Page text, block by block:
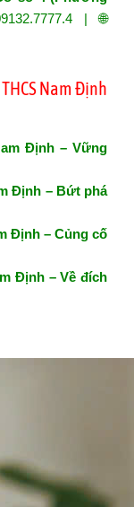
| 🌐
Nam Định
Định – Vững
Định – Bứt phá
Định – Củng cố
Định – Về đích